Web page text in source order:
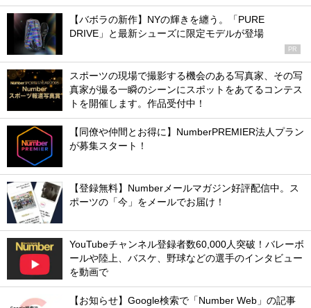
【バボラの新作】NYの輝きを纏う。「PURE
DRIVE」と最新シューズに限定モデルが登場
PR
スポーツの現場で撮影する機会のある写真家、その写
真家が撮る一瞬のシーンにスポットをあてるコンテス
トを開催します。作品受付中！
【同僚や仲間とお得に】NumberPREMIER法人プラン
が募集スタート！
【登録無料】Numberメールマガジン好評配信中。ス
ポーツの「今」をメールでお届け！
YouTubeチャンネル登録者数60,000人突破！バレーボ
ールや陸上、バスケ、野球などの選手のインタビュー
を動画で
【お知らせ】Google検索で「Number Web」の記事